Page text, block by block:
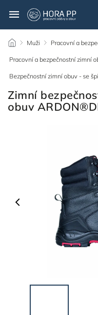
/ Muži / Pracovní a
Pracovní a bezpečnostní zimní
Bezpečnostní zimní obuv - se
Zimní
obuv